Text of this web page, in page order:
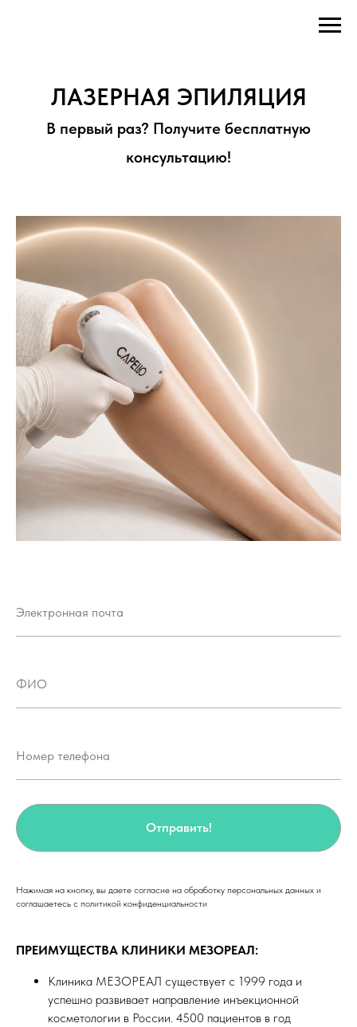
ЛАЗЕРНАЯ ЭПИЛЯЦИЯ
В первый раз? Получите бесплатную
консультацию!
Электронная почта
ФИО
Номер телефона
Отправить!
Нажимая на кнопку, вы даете согласие на обработку персональных данных и
соглашаетесь c политикой конфиденциальности
ПРЕИМУЩЕСТВА КЛИНИКИ МЕЗОРЕАЛ:
Клиника МЕЗОРЕАЛ существует с 1999 года и
успешно развивает направление инъекционной
косметологии в России. 4500 пациентов в год